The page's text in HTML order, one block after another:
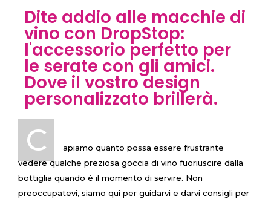
Dite addio alle macchie di
vino con DropStop:
l'accessorio perfetto per
le serate con gli amici.
Dove il vostro design
personalizzato brillerà.
C
apiamo quanto possa essere frustrante
vedere qualche preziosa goccia di vino fuoriuscire dalla
bottiglia quando è il momento di servire. Non
preoccupatevi, siamo qui per guidarvi e darvi consigli per